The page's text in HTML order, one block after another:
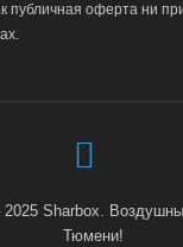
публичная оферта ни
2025 Sharbox.
Тюмени!